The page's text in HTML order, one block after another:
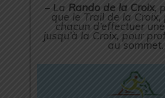
– La Rando de la Croix,
que le Trail de la
chacun d’effectuer
jusqu’à la Croix, pour
au sommet.